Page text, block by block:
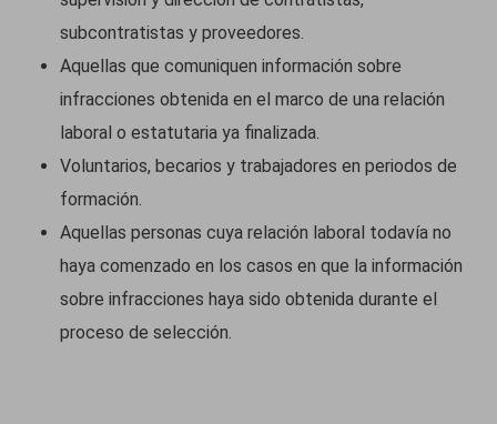
subcontratistas y proveedores.
Aquellas que comuniquen información sobre
infracciones obtenida en el marco de una relación
laboral o estatutaria ya finalizada.
Voluntarios, becarios y trabajadores en periodos de
formación.
Aquellas personas cuya relación laboral todavía no
haya comenzado en los casos en que la información
sobre infracciones haya sido obtenida durante el
proceso de selección.